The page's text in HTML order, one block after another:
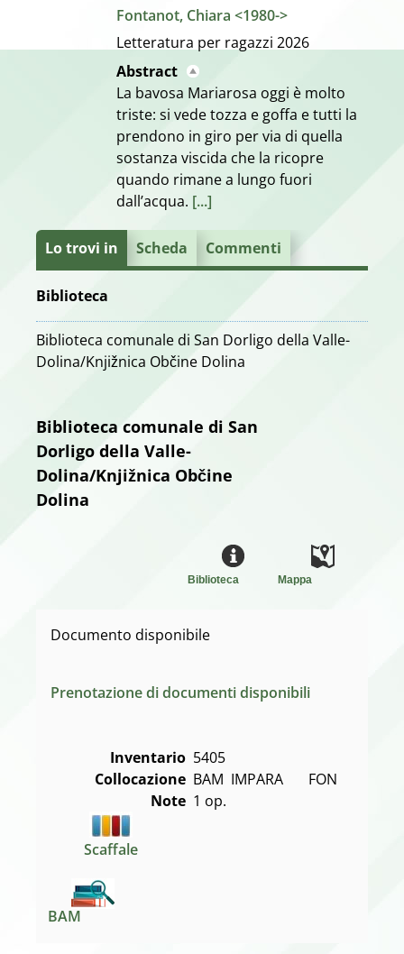
Fontanot, Chiara <1980->
Letteratura per ragazzi 2026
Abstract
La bavosa Mariarosa oggi è molto
triste: si vede tozza e goffa e tutti la
prendono in giro per via di quella
sostanza viscida che la ricopre
quando rimane a lungo fuori
dall’acqua. [...]
Lo trovi in Scheda Commenti
Biblioteca
Biblioteca comunale di San Dorligo della Valle-
Dolina/Knjižnica Občine Dolina
Biblioteca comunale di San
Dorligo della Valle-
Dolina/Knjižnica Občine
Dolina
Mappa
Biblioteca
Documento disponibile
Prenotazione di documenti disponibili
Inventario 5405
Collocazione BAM  IMPARA       FON
Note 1 op.
Scaffale
BAM